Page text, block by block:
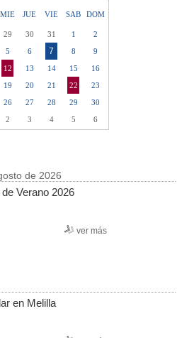
MIE JUE VIE SAB DOM
29 30 31 1
2
5 6 7 8
9
12 13 14 15
16
19 20 21 22
23
26 27 28 29
30
2 3 4 5 6
de 2026
Verano 2026
ver más
en Melilla